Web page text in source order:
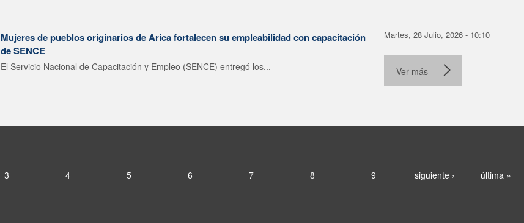
Mujeres de pueblos originarios de Arica fortalecen su empleabilidad con capacitación
de SENCE
El Servicio Nacional de Capacitación y Empleo (SENCE) entregó los...
Martes, 28 Julio, 2026 - 10:10
Ver más
3 4 5 6 7 8 9 siguiente › última »